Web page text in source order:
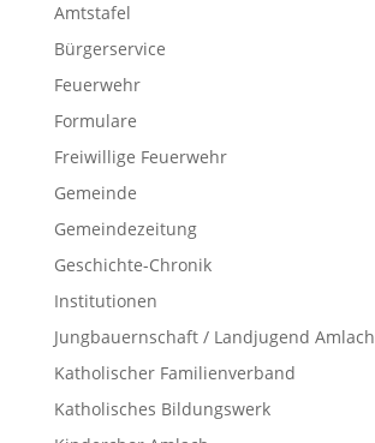
Amtstafel
Bürgerservice
Feuerwehr
Formulare
Freiwillige Feuerwehr
Gemeinde
Gemeindezeitung
Geschichte-Chronik
Institutionen
Jungbauernschaft / Landjugend Amlach
Katholischer Familienverband
Katholisches Bildungswerk